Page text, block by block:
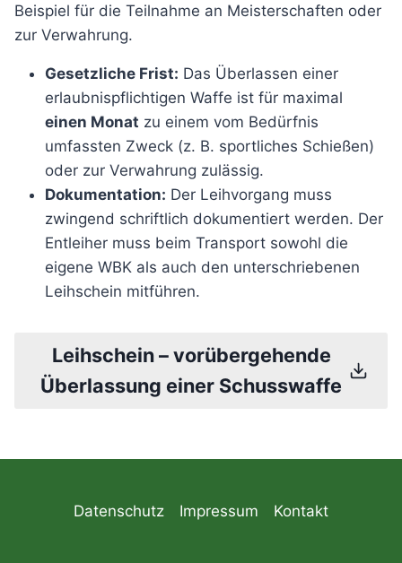
Beispiel für die Teilnahme an Meisterschaften oder
zur Verwahrung.
Gesetzliche Frist: Das Überlassen einer
erlaubnispflichtigen Waffe ist für maximal
einen Monat zu einem vom Bedürfnis
umfassten Zweck (z. B. sportliches Schießen)
oder zur Verwahrung zulässig.
Dokumentation: Der Leihvorgang muss
zwingend schriftlich dokumentiert werden. Der
Entleiher muss beim Transport sowohl die
eigene WBK als auch den unterschriebenen
Leihschein mitführen.
Leihschein – vorübergehende
Überlassung einer Schusswaffe
Datenschutz Impressum Kontakt